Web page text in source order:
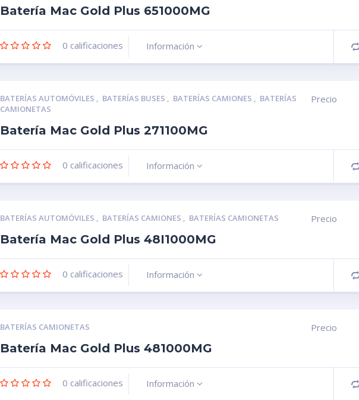
Batería Mac Gold Plus 651000MG
0 calificaciones Información
BATERÍAS AUTOMÓVILES , BATERÍAS BUSES , BATERÍAS CAMIONES , BATERÍAS
CAMIONETAS
Batería Mac Gold Plus 271100MG
Precio
0 calificaciones Información
BATERÍAS AUTOMÓVILES , BATERÍAS CAMIONES , BATERÍAS CAMIONETAS
Batería Mac Gold Plus 48I1000MG
Precio
0 calificaciones Información
BATERÍAS CAMIONETAS
Batería Mac Gold Plus 481000MG
Precio
0 calificaciones Información